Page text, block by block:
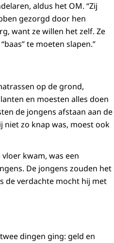
aldus het OM. “Zij
gezorgd door hen
want ze willen het zelf. Ze
te moeten slapen.”
op de grond,
en moesten alles doen
de jongens afstaan aan de
niet zo knap was, moest ook
kwam, was een
De jongens zouden het
de verdachte mocht hij met
dingen ging: geld en